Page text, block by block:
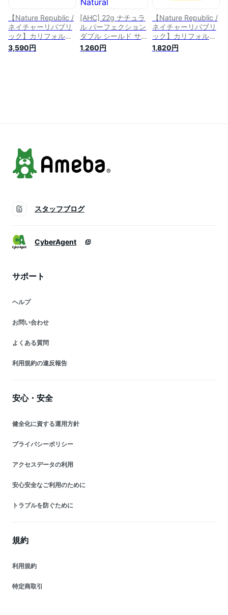
紫外線 紫外線カット
SPF50
【Nature Republic /
ネイチャーリパブリ
ック】カリフォルニ
ア アロエ フレッシ
ュ パウダリー サン
3,590円
[AHC] 22g ナチュラ
ル パーフェクション
ダブル シールド サ
ンスティック
Natural Perfection
1,260円
【Nature Republic /
ネイチャーリパブリ
ック】カリフォルニ
ア アロエ フレッシ
ュ パウダリー サン
1,820円
スタッフブログ
CyberAgent
サポート
ヘルプ
お問い合わせ
よくある質問
利用規約の違反報告
安心・安全
健全化に資する運用方針
プライバシーポリシー
アクセスデータの利用
安心安全なご利用のために
トラブルを防ぐために
規約
利用規約
特定商取引